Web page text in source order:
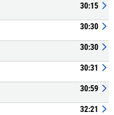
30:15
30:30
30:30
30:31
30:59
32:21